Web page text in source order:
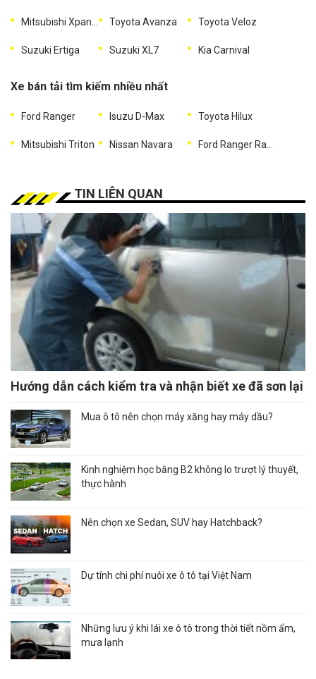
Toyota Avanza Toyota Veloz
Suzuki Ertiga Suzuki XL7 Kia Carnival
Xe bán tải tìm kiếm nhiều nhất
Ford Ranger Isuzu D-Max Toyota Hilux
Mitsubishi Triton Nissan Navara
TIN LIÊN QUAN
Hướng dẫn cách kiểm tra và nhận biết xe đã sơn lại
Mua ô tô nên chọn máy xăng hay máy dầu?
Kinh nghiệm học bằng B2 không lo trượt lý thuyết,
thực hành
Nên chọn xe Sedan, SUV hay Hatchback?
Dự tính chi phí nuôi xe ô tô tại Việt Nam
Những lưu ý khi lái xe ô tô trong thời tiết nồm ẩm,
mưa lạnh